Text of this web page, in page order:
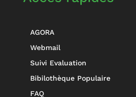
AGORA
Webmail
Suivi Evaluation
Bibilothèque Populaire
FAQ